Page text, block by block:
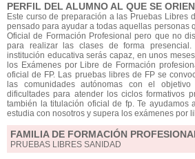
PERFIL DEL ALUMNO AL QUE SE
Este curso de preparación a las Pruebas Libres
pensado para ayudar a todas aquellas personas
Oficial de Formación Profesional pero que no
para realizar las clases de forma
institución educativa serás capaz, en unos
los Exámenes por Libre de Formación
oficial de FP. Las pruebas libres de FP se
las comunidades autónomas con el
dificultades para atender los ciclos formativos
también la titulación oficial de fp. Te ayudamos
estudia con nosotros y supera los exámenes por
FAMILIA DE FORMACIÓN
PRUEBAS LIBRES SANIDAD